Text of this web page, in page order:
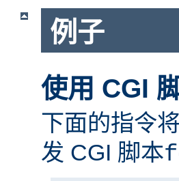
例子
使用 CGI
下面的指令
发 CGI 脚本